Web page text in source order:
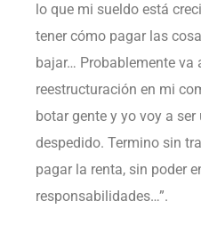
lo que mi sueldo está
tener cómo pagar las
bajar… Probablemente va
reestructuración en mi
botar gente y yo voy a
despedido. Termino sin
pagar la renta, sin poder
responsabilidades…”.